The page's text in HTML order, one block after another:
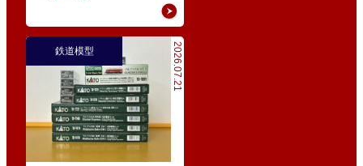
2026.07.21
鉄道模型